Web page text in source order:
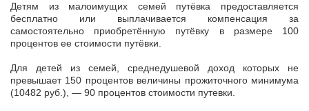
Детям из малоимущих семей путёвка предоставляется
бесплатно или выплачивается компенсация за
самостоятельно приобретённую путёвку в размере 100
процентов ее стоимости путёвки.
Для детей из семей, среднедушевой доход которых не
превышает 150 процентов величины прожиточного минимума
(10482 руб.), — 90 процентов стоимости путевки.